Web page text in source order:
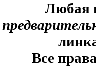
Любая
Все